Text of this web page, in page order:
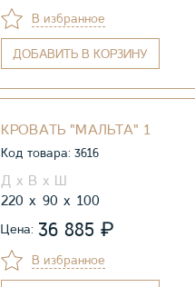
В избранное
ДОБАВИТЬ В КОРЗИНУ
КРОВАТЬ "МАЛЬТА" 1
Код товара: 3616
220 90 100
Цена: 36 885 ₽
В избранное